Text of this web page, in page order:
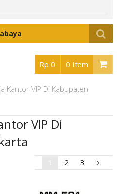
Rp 0 0 Item
Kantor VIP Di Kabupaten
VIP Di
2 3